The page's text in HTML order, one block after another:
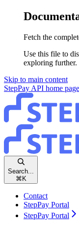
Fetch the
Use this file to
exploring further.
Skip to main content
StepPay API home page
Search...
⌘ K
Contact
StepPay Portal
StepPay Portal